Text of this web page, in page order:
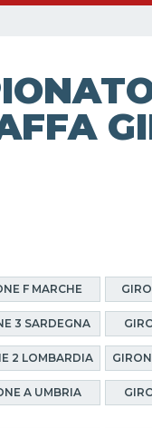
F MARCHE
3 SARDEGNA
2 LOMBARDIA
A UMBRIA